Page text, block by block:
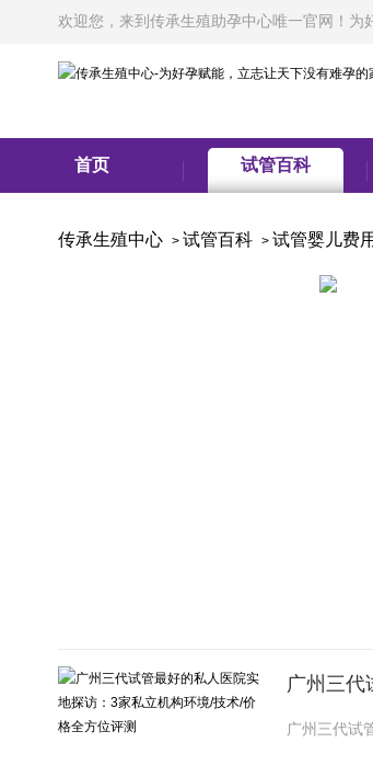
欢迎您，来到传承生殖助孕中心唯一官网！为
首页 试管百科
传承生殖中心 > 试管百科 > 试管婴儿费用
广州三代